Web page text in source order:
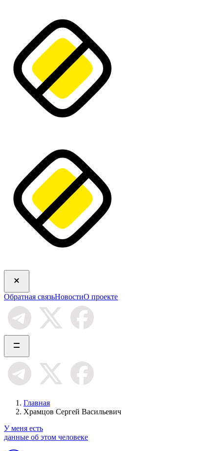
Обратная связьНовостиО проекте
Главная
Храмцов Сергей Васильевич
У меня есть
данные об этом человеке